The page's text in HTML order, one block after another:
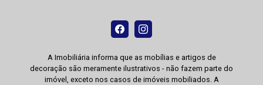
A Imobiliária informa que as mobílias e artigos de
decoração são meramente ilustrativos - não fazem parte do
imóvel, exceto nos casos de imóveis mobiliados. A